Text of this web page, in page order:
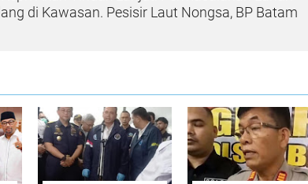
di Kawasan. Pesisir Laut Nongsa, BP Batam